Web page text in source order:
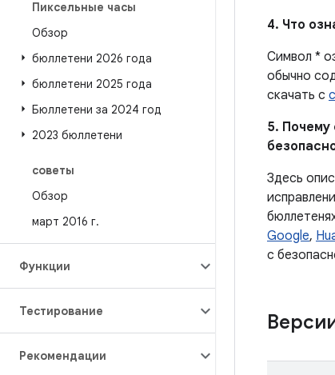
Пиксельные часы
Обзор
бюллетени 2026 года
бюллетени 2025 года
Бюллетени за 2024 год
2023 бюллетени
советы
Обзор
март 2016 г.
Функции
Тестирование
Рекомендации
4. Что
Символ *
обычно
скачать с
5. Почему
Здесь
Google,
с